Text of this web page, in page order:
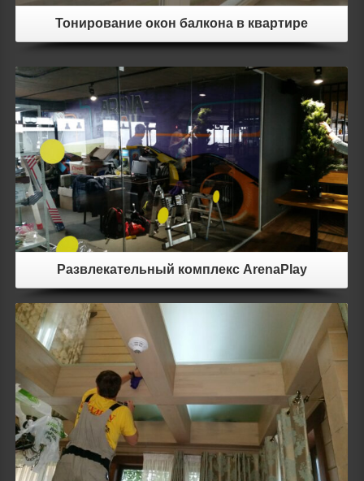
Тонирование окон балкона в квартире
Details
Развлекательный комплекс ArenaPlay
Details